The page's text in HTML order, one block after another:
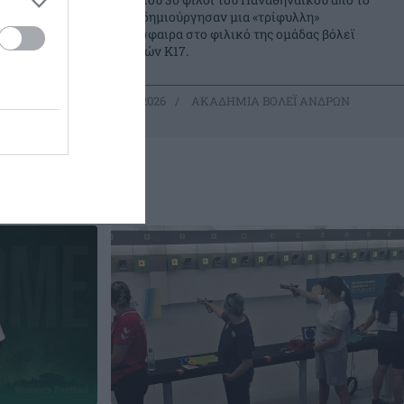
των
νησί δημιούργησαν μια «τρίφυλλη»
ατμόσφαιρα στο φιλικό της ομάδας βόλεϊ
Αγοριών Κ17.
16.04.2026 ΑΚΑΔΗΜΙΑ ΒΟΛΕΪ ΑΝΔΡΩΝ